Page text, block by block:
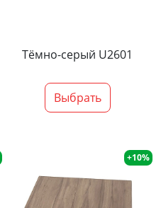
Тёмно-серый U2601
Выбрать
+10%